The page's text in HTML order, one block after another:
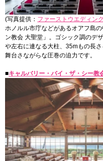
(写真提供： ファーストウエディン
ホノルル市庁などがあるオアフ島
ン教会 大聖堂」。ゴシック調のデ
や左右に連なる大柱、35mもの長
舞台さながらな圧巻の迫力です。
■キャルバリー・バイ・ザ・シー教